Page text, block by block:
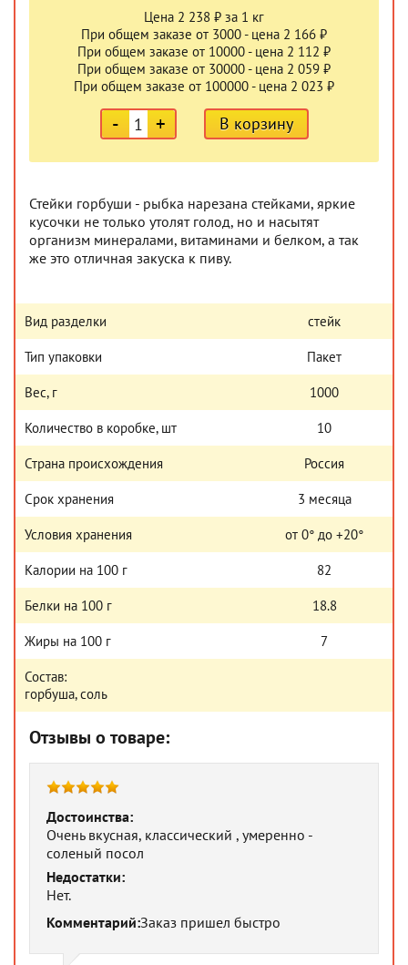
Цена 2 238 ₽ за 1 кг
При общем заказе от 3000 - цена 2 166 ₽
При общем заказе от 10000 - цена 2 112 ₽
При общем заказе от 30000 - цена 2 059 ₽
При общем заказе от 100000 - цена 2 023 ₽
- + В корзину
Стейки горбуши - рыбка нарезана стейками, яркие
кусочки не только утолят голод, но и насытят
организм минералами, витаминами и белком, а так
же это отличная закуска к пиву.
Вид разделки стейк
Тип упаковки Пакет
Вес, г 1000
Количество в коробке, шт 10
Страна происхождения Россия
Срок хранения 3 месяца
Условия хранения от 0° до +20°
Калории на 100 г 82
Белки на 100 г 18.8
Жиры на 100 г 7
Состав:
горбуша, соль
Отзывы о товаре:
Достоинства:
Очень вкусная, классический , умеренно -
соленый посол
Недостатки:
Нет.
Комментарий:Заказ пришел быстро